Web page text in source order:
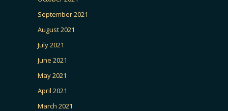
September 2021
August 2021
July 2021
June 2021
May 2021
April 2021
March 2021